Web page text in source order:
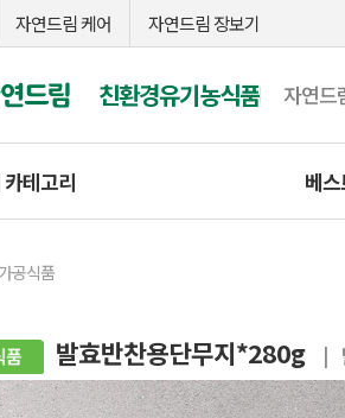
자연드림 케어 자연드림 장보기
친환경유기농식품 자연드
테고리 베
공식품
발효반찬용단무지*280g |